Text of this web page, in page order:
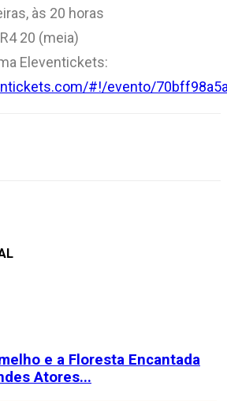
às 20 horas
20 (meia)
Eleventickets:
#!/evento/
e a Floresta Encantada
Atores...